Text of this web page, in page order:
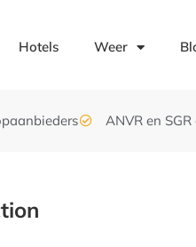
Hotels Weer
ANVR en